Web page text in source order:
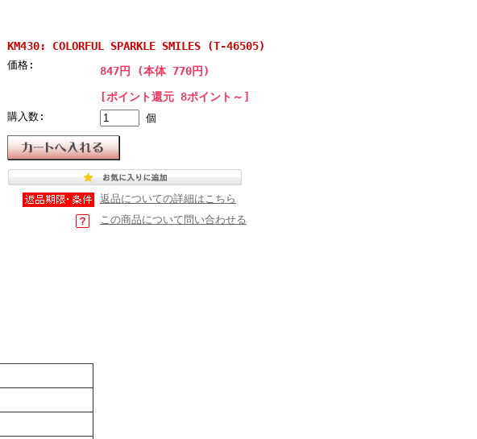
KM430: COLORFUL SPARKLE SMILES (T-46505)
価格:
847円 (本体 770円)
[ポイント還元 8ポイント～]
購入数: 個
返品についての詳細はこちら
この商品について問い合わせる